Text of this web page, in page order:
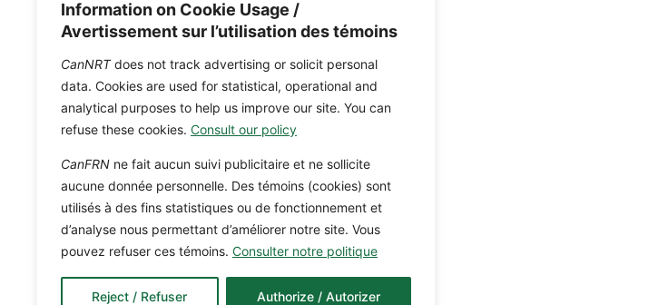
Information on Cookie Usage /
Avertissement sur l’utilisation des témoins
CanNRTdoes not track advertising or solicit personal
data. Cookies are used for statistical, operational and
analytical purposes to help us improve our site. You can
refuse these cookies. Consult our policy
CanFRN ne fait aucun suivi publicitaire et ne sollicite
aucune donnée personnelle. Des témoins (cookies) sont
utilisés à des fins statistiques ou de fonctionnement et
d’analyse nous permettant d’améliorer notre site. Vous
pouvez refuser ces témoins. Consulter notre politique
Reject / Refuser Authorize / Autorizer